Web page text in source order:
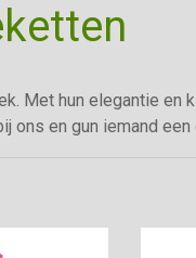
Met hun elegantie en
ons en gun iemand een